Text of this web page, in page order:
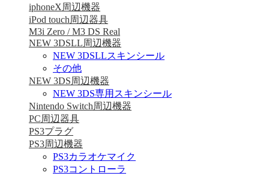
iphoneX周辺機器
iPod touch周辺器具
M3i Zero / M3 DS Real
NEW 3DSLL周辺機器
NEW 3DSLLスキンシール
その他
NEW 3DS周辺機器
NEW 3DS専用スキンシール
Nintendo Switch周辺機器
PC周辺器具
PS3プラグ
PS3周辺機器
PS3カラオケマイク
PS3コントローラ